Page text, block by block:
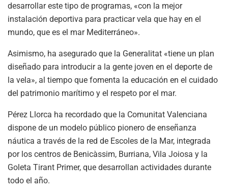
desarrollar este tipo de programas, «con la mejor
instalación deportiva para practicar vela que hay en el
mundo, que es el mar Mediterráneo».
Asimismo, ha asegurado que la Generalitat «tiene un plan
diseñado para introducir a la gente joven en el deporte de
la vela», al tiempo que fomenta la educación en el cuidado
del patrimonio marítimo y el respeto por el mar.
Pérez Llorca ha recordado que la Comunitat Valenciana
dispone de un modelo público pionero de enseñanza
náutica a través de la red de Escoles de la Mar, integrada
por los centros de Benicàssim, Burriana, Vila Joiosa y la
Goleta Tirant Primer, que desarrollan actividades durante
todo el año.